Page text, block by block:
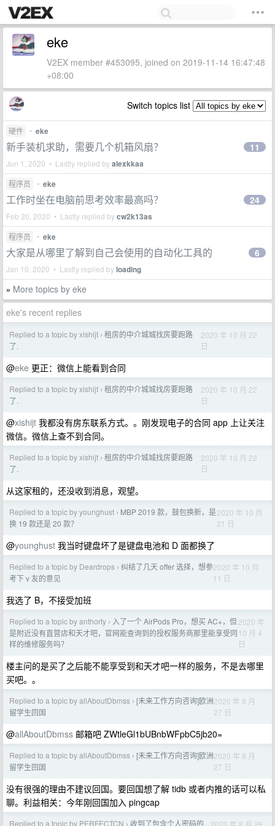
eke
V2EX member #453095, joined on 2019-11-14 16:47:48
+08:00
Switch topics list
硬件 • eke
新手装机求助，需要几个机箱风扇？
Jun 1, 2020 • Lastly replied byalexkkaa
11
程序员 • eke
工作时坐在电脑前思考效率最高吗？
Feb 20, 2020 • Lastly replied bycw2k13as
24
程序员 • eke
大家是从哪里了解到自己会使用的自动化工具的
Jan 10, 2020 • Lastly replied byloading
6
» More topics by eke
eke's recent replies
Replied to a topic by xishijt › 租房的中介城城找房要跑路
了.
2020 年 10 月 22
日
@eke 更正：微信上能看到合同
Replied to a topic by xishijt › 租房的中介城城找房要跑路
了.
2020 年 10 月 22
日
@xishijt 我都没有房东联系方式。。刚发现电子的合同 app 上让关注
微信。微信上查不到合同。
Replied to a topic by xishijt › 租房的中介城城找房要跑路
了.
2020 年 10 月 22
日
从这家租的，还没收到消息，观望。
Replied to a topic by younghust › MBP 2019 款，鼓包换新，是
换 19 款还是 20 款？
2020 年 10 月
21 日
@younghust 我当时键盘坏了是键盘电池和 D 面都换了
Replied to a topic by Deardrops › 纠结了几天 offer 选择，想参
考下 v 友的意见
2020 年 10 月
11 日
我选了 B，不接受加班
Replied to a topic by anthorty › 入了一个 AirPods Pro，想买 AC+，但
是附近没有直营店和天才吧，官网能查询到的授权服务商那里能享受同
样的维修服务吗？
2020 年
10 月 4
日
楼主问的是买了之后能不能享受到和天才吧一样的服务，不是去哪里
买吧。。
Replied to a topic by allAboutDbmss › [未来工作方向咨询]欧洲
留学生回国
2020 年 8 月
27 日
@allAboutDbmss 邮箱吧 ZWtleGl1bUBnbWFpbC5jb20=
Replied to a topic by allAboutDbmss › [未来工作方向咨询]欧洲
留学生回国
2020 年 8 月
27 日
没有很强的理由不建议回国。要回国想了解 tidb 或者内推的话可以私
聊。利益相关：今年刚回国加入 pingcap
Replied to a topic by PERFECTCN › 收到了包含个人密码的 2020 年 8 月 26